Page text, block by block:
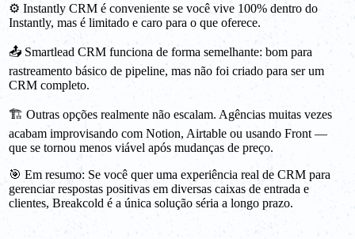
⚙️ Instantly CRM é conveniente se você vive 100% dentro do
Instantly, mas é limitado e caro para o que oferece.
📤 Smartlead CRM funciona de forma semelhante: bom para
rastreamento básico de pipeline, mas não foi criado para ser um
CRM completo.
🏗️ Outras opções realmente não escalam. Agências muitas vezes
acabam improvisando com Notion, Airtable ou usando Front —
que se tornou menos viável após mudanças de preço.
🎯 Em resumo: Se você quer uma experiência real de CRM para
gerenciar respostas positivas em diversas caixas de entrada e
clientes, Breakcold é a única solução séria a longo prazo.